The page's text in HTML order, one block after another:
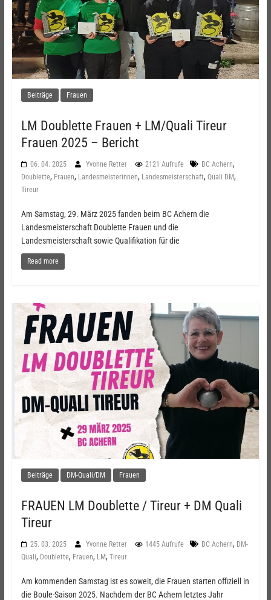
Beiträge Frauen
LM Doublette Frauen + LM/Quali Tireur
Frauen 2025 – Bericht
06. 04. 2025 Yvonne Retter 2121 Aufrufe BC Achern,
Doublette, Frauen, Landesmeisterinnen, Landesmeisterschaft, Quali DM,
Tireur
Am Samstag, 29. März 2025 fanden beim BC Achern die
Landesmeisterschaft Doublette Frauen und die
Landesmeisterschaft sowie Qualifikation für die
Read more
Beiträge DM-Quali/DM Frauen
FRAUEN LM Doublette / Tireur + DM Quali
Tireur
25. 03. 2025 Yvonne Retter 1445 Aufrufe BC Achern, DM-
Quali, Doublette, Frauen, LM, Tireur
Am kommenden Samstag ist es soweit, die Frauen starten offiziell in
die Boule-Saison 2025. Nachdem der BC Achern letztes Jahr